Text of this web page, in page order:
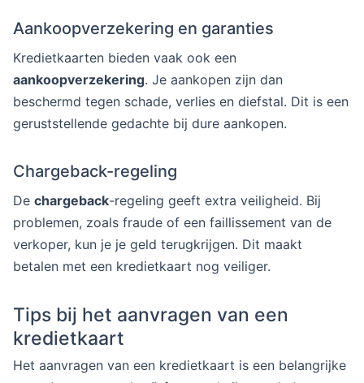
Aankoopverzekering en garanties
Kredietkaarten bieden vaak ook een
aankoopverzekering. Je aankopen zijn dan
beschermd tegen schade, verlies en diefstal. Dit is een
geruststellende gedachte bij dure aankopen.
Chargeback-regeling
De chargeback-regeling geeft extra veiligheid. Bij
problemen, zoals fraude of een faillissement van de
verkoper, kun je je geld terugkrijgen. Dit maakt
betalen met een kredietkaart nog veiliger.
Tips bij het aanvragen van een
kredietkaart
Het aanvragen van een kredietkaart is een belangrijke